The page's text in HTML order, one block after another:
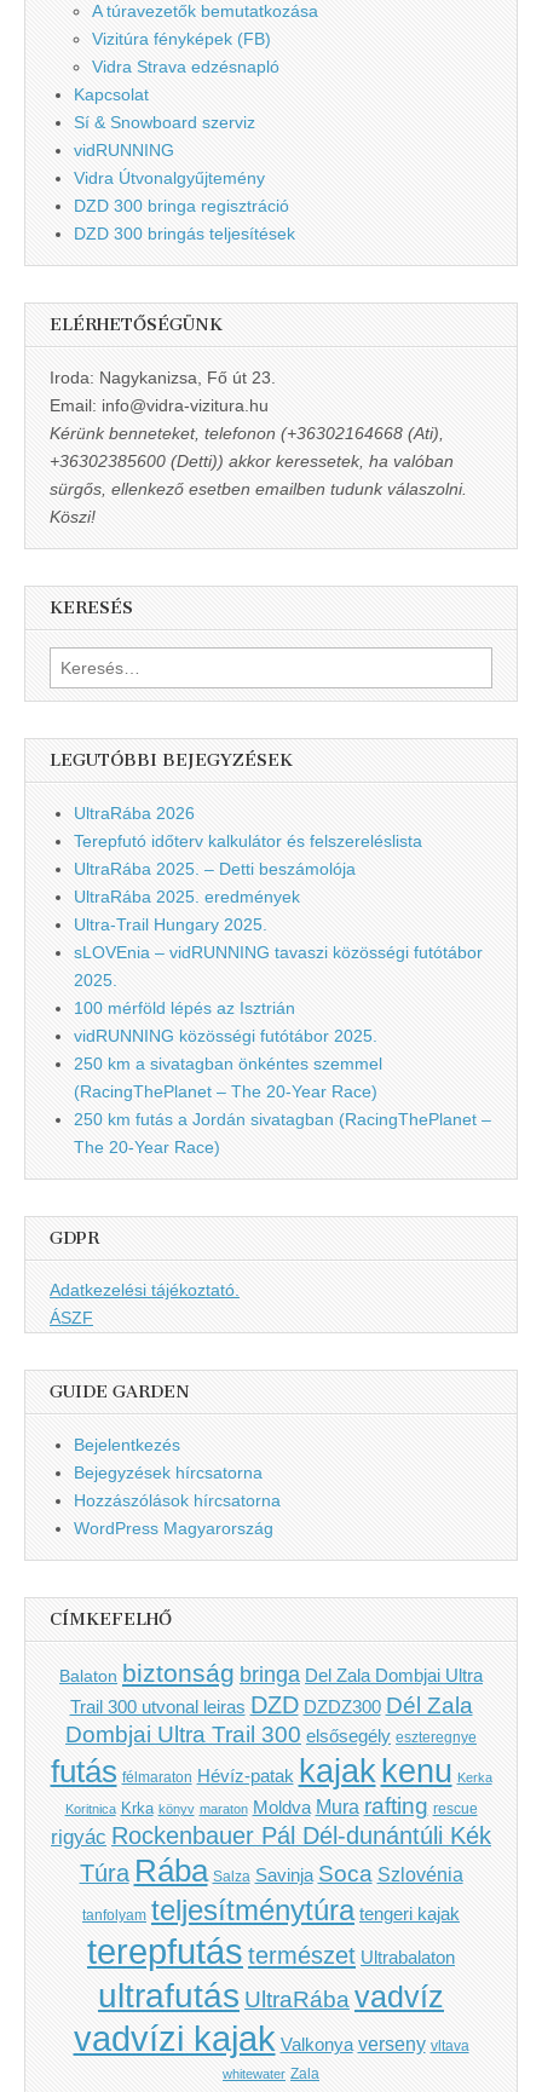
A túravezetők bemutatkozása
Vizitúra fényképek (FB)
Vidra Strava edzésnapló
Kapcsolat
Sí & Snowboard szerviz
vidRUNNING
Vidra Útvonalgyűjtemény
DZD 300 bringa regisztráció
DZD 300 bringás teljesítések
ELÉRHETŐSÉGÜNK
Iroda: Nagykanizsa, Fő út 23.
Email: info@vidra-vizitura.hu
Kérünk benneteket, telefonon (+36302164668 (Ati),
+36302385600 (Detti)) akkor keressetek, ha valóban
sürgős, ellenkező esetben emailben tudunk válaszolni.
Köszi!
KERESÉS
Keresés:
LEGUTÓBBI BEJEGYZÉSEK
UltraRába 2026
Terepfutó időterv kalkulátor és felszereléslista
UltraRába 2025. – Detti beszámolója
UltraRába 2025. eredmények
Ultra-Trail Hungary 2025.
sLOVEnia – vidRUNNING tavaszi közösségi futótábor
2025.
100 mérföld lépés az Isztrián
vidRUNNING közösségi futótábor 2025.
250 km a sivatagban önkéntes szemmel
(RacingThePlanet – The 20-Year Race)
250 km futás a Jordán sivatagban (RacingThePlanet –
The 20-Year Race)
GDPR
Adatkezelési tájékoztató.
ÁSZF
GUIDE GARDEN
Bejelentkezés
Bejegyzések hírcsatorna
Hozzászólások hírcsatorna
WordPress Magyarország
CÍMKEFELHŐ
Balaton biztonság bringa Del Zala Dombjai Ultra
Trail 300 utvonal leiras DZD DZDZ300 Dél Zala
Dombjai Ultra Trail 300 elsősegély eszteregnye
futás félmaraton Hévíz-patak kajakkenu Kerka
Koritnica Krka könyv maraton Moldva Mura rafting rescue
rigyác Rockenbauer Pál Dél-dunántúli Kék
Túra Rába Salza Savinja Soca Szlovénia
tanfolyam teljesítménytúra tengeri kajak
terepfutás természet Ultrabalaton
ultrafutás UltraRábavadvíz
vadvízi kajak Valkonya verseny vltava
whitewater Zala